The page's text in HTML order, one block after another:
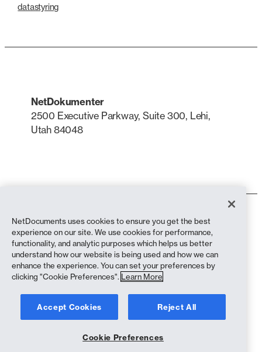
datastyring
NetDokumenter
2500 Executive Parkway, Suite 300, Lehi,
Utah 84048
Personvernerklæring
Personvernerklæring (innbyggere i California)
Anti-slaveri-erklæring
Informasjonskapsler
Samsvar
Opphavsrett © 2026 NetDocuments Software, Inc. Alle rettigheter
NetDocuments uses cookies to ensure you get the best
experience on our site. We use cookies for performance,
functionality, and analytic purposes which helps us better
understand how our website is being used and how we can
enhance the experience. You can set your preferences by
clicking "Cookie Preferences". Learn More
Accept Cookies Reject All
Cookie Preferences